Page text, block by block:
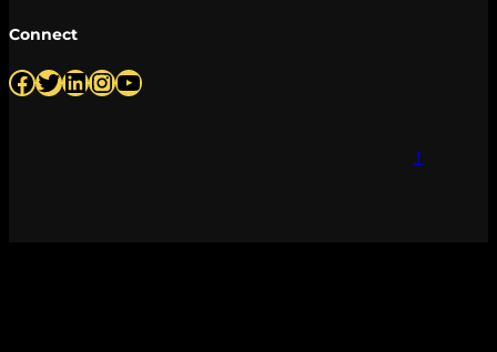
Connect
Facebook Twitter LinkedIn InstagramYouTube
↑